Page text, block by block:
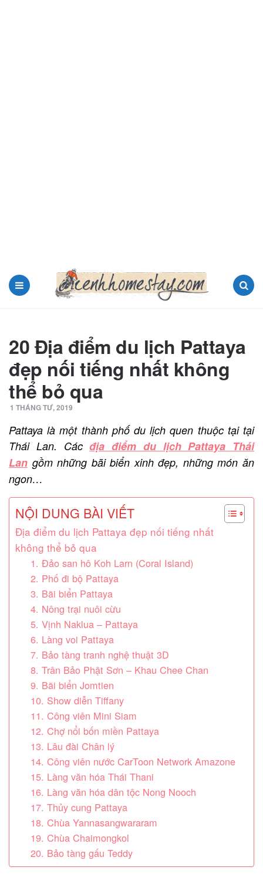
20 Địa điểm du lịch Pattaya
đẹp nối tiếng nhất không
thể bỏ qua
1 THÁNG TƯ, 2019
Pattaya là một thành phố du lịch quen thuộc tại tại
Thái Lan. Cácđịa điểm du lịch Pattaya Thái
Lan gồm những bãi biển xinh đẹp, những món ăn
ngon…
NỘI DUNG BÀI VIẾT
Địa điểm du lịch Pattaya đẹp nối tiếng nhất
không thể bỏ qua
1. Đảo san hô Koh Larn (Coral Island)
2. Phố đi bộ Pattaya
3. Bãi biển Pattaya
4. Nông trại nuôi cừu
5. Vịnh Naklua – Pattaya
6. Làng voi Pattaya
7. Bảo tàng tranh nghệ thuật 3D
8. Trân Bảo Phật Sơn – Khau Chee Chan
9. Bãi biển Jomtien
10. Show diễn Tiffany
11. Công viên Mini Siam
12. Chợ nổi bốn miền Pattaya
13. Lâu đài Chân lý
14. Công viên nước CarToon Network Amazone
15. Làng văn hóa Thái Thani
16. Làng văn hóa dân tộc Nong Nooch
17. Thủy cung Pattaya
18. Chùa Yannasangwararam
19. Chùa Chaimongkol
20. Bảo tàng gấu Teddy